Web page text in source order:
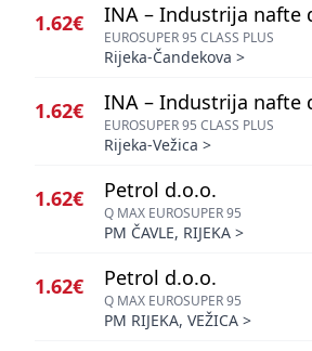
1.62€ INA – Industrija nafte
EUROSUPER 95 CLASS PLUS
Rijeka-Čandekova >
1.62€ INA – Industrija nafte
EUROSUPER 95 CLASS PLUS
Rijeka-Vežica >
1.62€ Petrol d.o.o.
Q MAX EUROSUPER 95
PM ČAVLE, RIJEKA >
1.62€ Petrol d.o.o.
Q MAX EUROSUPER 95
PM RIJEKA, VEŽICA >